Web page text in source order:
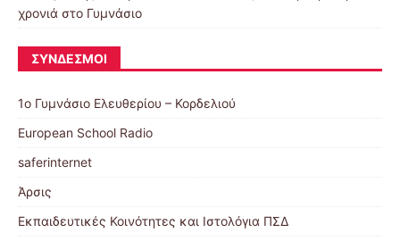
χρονιά στο Γυμνάσιο
ΣΎΝΔΕΣΜΟΙ
1ο Γυμνάσιο Ελευθερίου – Κορδελιού
European School Radio
saferinternet
Άρσις
Εκπαιδευτικές Κοινότητες και Ιστολόγια ΠΣΔ